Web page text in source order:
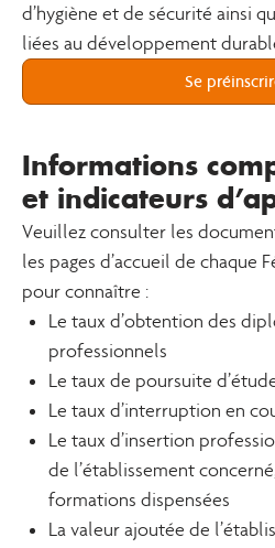
d’hygiène et de sécurité ainsi
liées au développement
Se
Informations
et indicateurs
Veuillez consulter les
les pages d’accueil de chaque
pour connaître :
Le taux d’obtention des
professionnels
Le taux de poursuite
Le taux d’interruption en
Le taux d’insertion
de l’établissement
formations dispensées
La valeur ajoutée de